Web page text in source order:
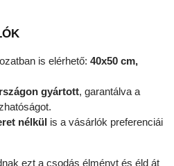
is elérhető: 40x50 cm,
gyártott, garantálva a
nélkül is a vásárlók preferenciái
ezt a csodás élményt és éld át